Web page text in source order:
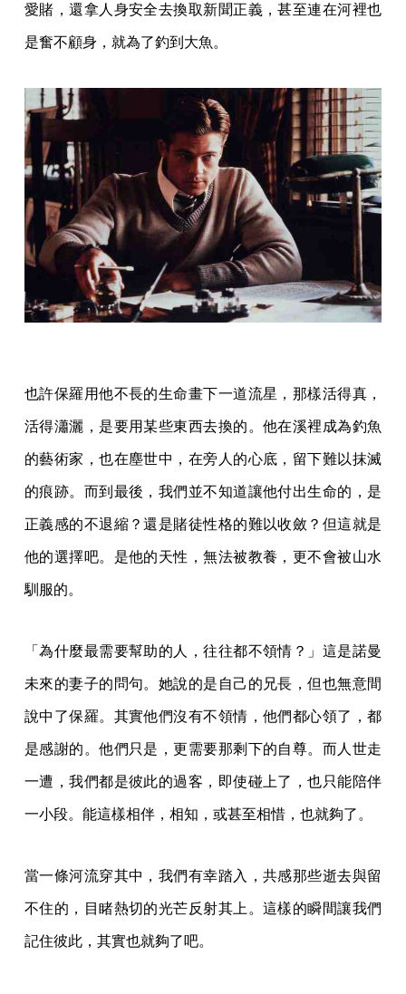
愛賭，還拿人身安全去換取新聞正義，甚至連在河裡也
是奮不顧身，就為了釣到大魚。
也許保羅用他不長的生命畫下一道流星，那樣活得真，
活得瀟灑，是要用某些東西去換的。他在溪裡成為釣魚
的藝術家，也在塵世中，在旁人的心底，留下難以抹滅
的痕跡。而到最後，我們並不知道讓他付出生命的，是
正義感的不退縮？還是賭徒性格的難以收斂？但這就是
他的選擇吧。是他的天性，無法被教養，更不會被山水
馴服的。
「為什麼最需要幫助的人，往往都不領情？」這是諾曼
未來的妻子的問句。她說的是自己的兄長，但也無意間
說中了保羅。其實他們沒有不領情，他們都心領了，都
是感謝的。他們只是，更需要那剩下的自尊。而人世走
一遭，我們都是彼此的過客，即使碰上了，也只能陪伴
一小段。能這樣相伴，相知，或甚至相惜，也就夠了。
當一條河流穿其中，我們有幸踏入，共感那些逝去與留
不住的，目睹熱切的光芒反射其上。這樣的瞬間讓我們
記住彼此，其實也就夠了吧。